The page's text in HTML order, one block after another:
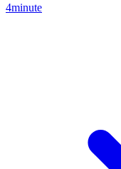
4minute